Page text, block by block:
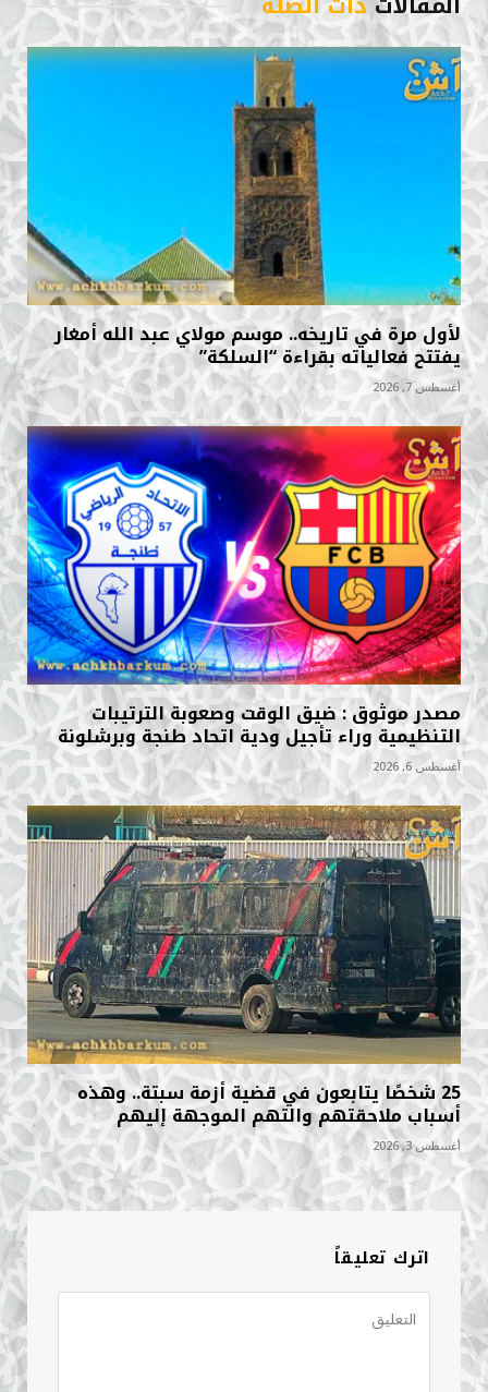
لأول مرة في تاريخه.. موسم مولاي عبد الله أمغار
يفتتح فعالياته بقراءة “السلكة”
أغسطس 7, 2026
مصدر موثوق : ضيق الوقت وصعوبة الترتيبات
التنظيمية وراء تأجيل ودية اتحاد طنجة وبرشلونة
أغسطس 6, 2026
25 شخصًا يتابعون في قضية أزمة سبتة.. وهذه
أسباب ملاحقتهم والتهم الموجهة إليهم
أغسطس 3, 2026
اترك تعليقاً